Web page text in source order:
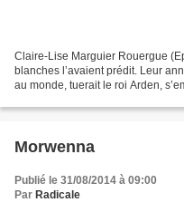
Claire-Lise Marguier Rouergue
blanches l’avaient prédit. Leur
au monde, tuerait le roi Arden,
Morwenna
Publié le 31/08/2014 à 09:00
Par Radicale